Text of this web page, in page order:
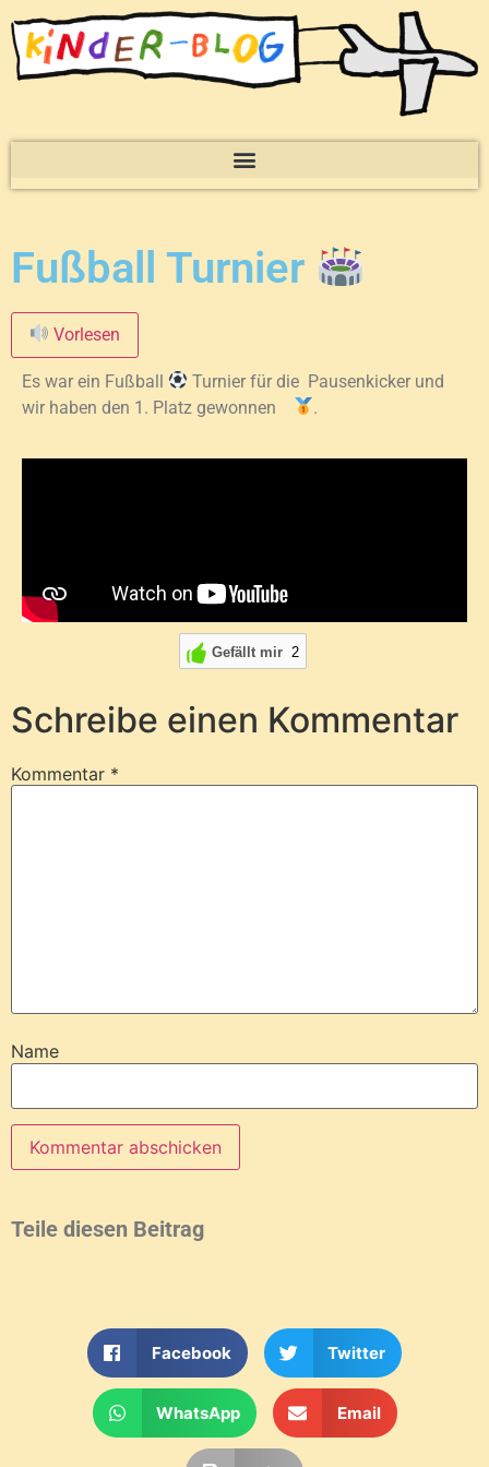
Fußball Turnier
Vorlesen
Es war ein Fußball
Turnier für die Pausenkicker und
wir haben den 1. Platz gewonnen
.
Gefällt mir 2
Schreibe einen Kommentar
Kommentar *
Name
Teile diesen Beitrag
Facebook Twitter
WhatsApp Email